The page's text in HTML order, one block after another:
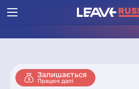
Залишається
Працює далі